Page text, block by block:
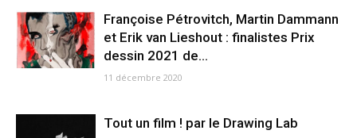
Françoise Pétrovitch, Martin Dammann
et Erik van Lieshout : finalistes Prix
dessin 2021 de...
11 décembre 2020
Tout un film ! par le Drawing Lab